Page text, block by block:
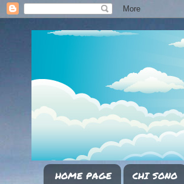
HOME PAGE CHI SONO